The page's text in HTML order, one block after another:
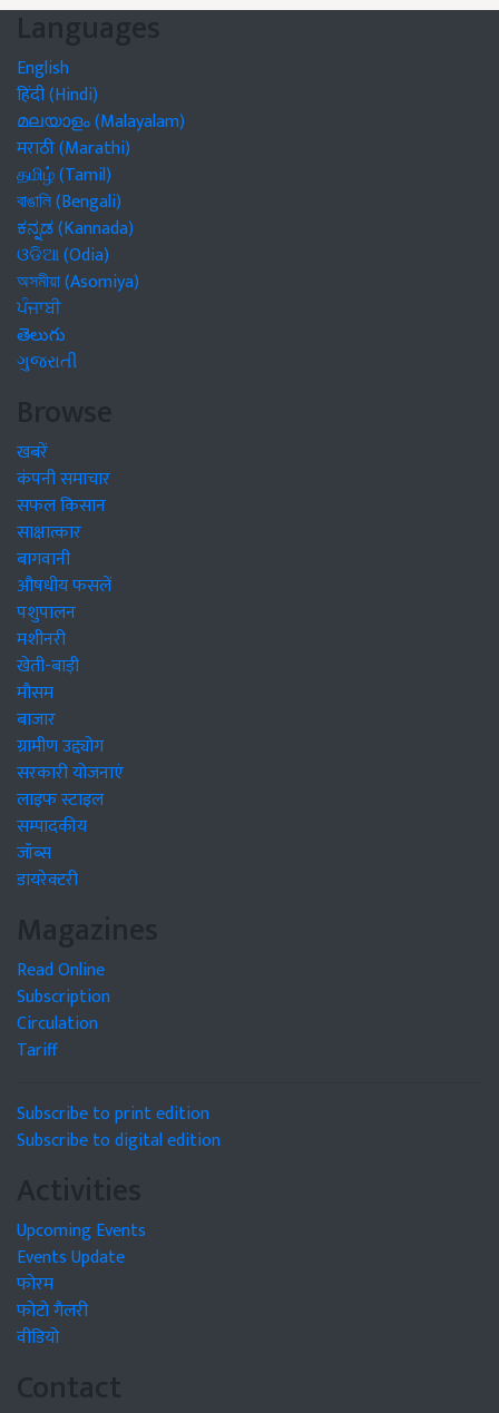
Languages
English
हिंदी (Hindi)
മലയാളം (Malayalam)
मराठी (Marathi)
தமிழ் (Tamil)
বাঙালি (Bengali)
ಕನ್ನಡ (Kannada)
ଓଡିଆ (Odia)
অসমীয়া (Asomiya)
ਪੰਜਾਬੀ
తెలుగు
ગુજરાતી
Browse
खबरें
कंपनी समाचार
सफल किसान
साक्षात्कार
बागवानी
औषधीय फसलें
पशुपालन
मशीनरी
खेती-बाड़ी
मौसम
बाजार
ग्रामीण उद्द्योग
सरकारी योजनाएं
लाइफ स्टाइल
सम्पादकीय
जॉब्स
डायरेक्टरी
Magazines
Read Online
Subscription
Circulation
Tariff
Subscribe to print edition
Subscribe to digital edition
Activities
Upcoming Events
Events Update
फोरम
फोटो गैलरी
वीडियो
Contact